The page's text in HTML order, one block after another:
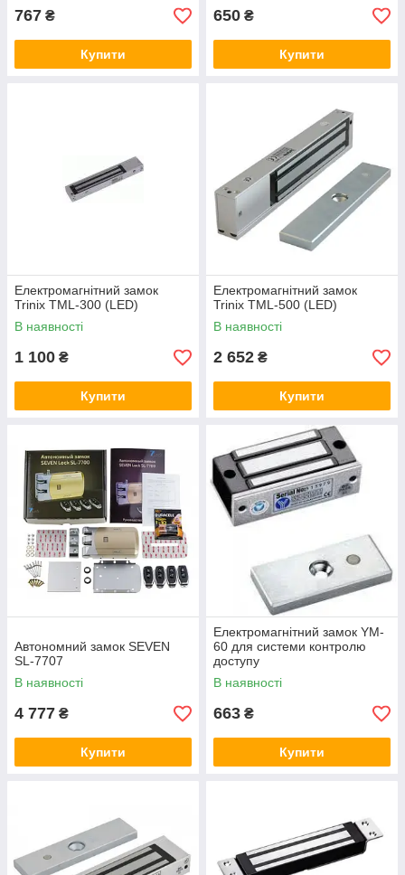
767 ₴
Купити
650 ₴
Купити
Електромагнітний замок
Trinix TML-300 (LED)
В наявності
1 100 ₴
Купити
Електромагнітний замок
Trinix TML-500 (LED)
В наявності
2 652 ₴
Купити
Автономний замок SEVEN
SL-7707
В наявності
4 777 ₴
Купити
Електромагнітний замок YM-
60 для системи контролю
доступу
В наявності
663 ₴
Купити